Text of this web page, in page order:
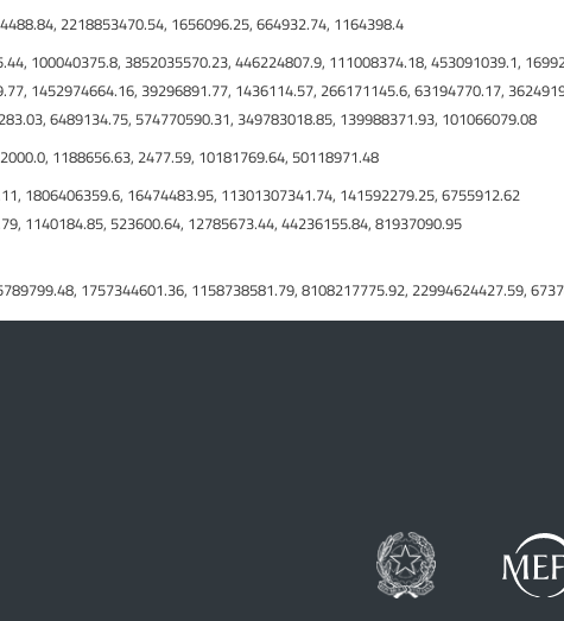
2218853470.54, 1656096.25, 664932.74, 1164398.4
100040375.8, 3852035570.23, 446224807.9, 111008374.18, 453091039.1,
1452974664.16, 39296891.77, 1436114.57, 266171145.6, 63194770.17,
6489134.75, 574770590.31, 349783018.85, 139988371.93, 101066079.08
1188656.63, 2477.59, 10181769.64, 50118971.48
1806406359.6, 16474483.95, 11301307341.74, 141592279.25, 6755912.62
1140184.85, 523600.64, 12785673.44, 44236155.84, 81937090.95
1757344601.36, 1158738581.79, 8108217775.92, 22994624427.59,